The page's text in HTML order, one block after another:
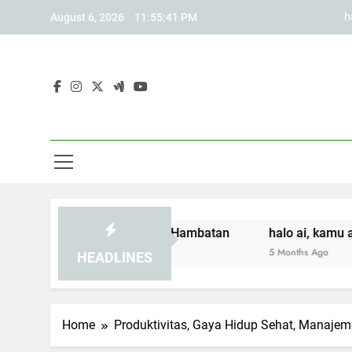
August 6, 2026 11:55:42 PM
HEADLINES
Akses Tanpa Hambatan halo ai, kamu adalah
Home Produktivitas, Gaya Hidup Sehat,